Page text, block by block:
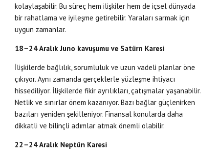
kolaylaşabilir. Bu süreç hem ilişkiler hem de içsel dünyada
bir rahatlama ve iyileşme getirebilir. Yaraları sarmak için
uygun zamanlar.
18–24 Aralık Juno kavuşumu ve Satürn Karesi
İlişkilerde bağlılık, sorumluluk ve uzun vadeli planlar öne
çıkıyor. Aynı zamanda gerçeklerle yüzleşme ihtiyacı
hissediliyor. İlişkilerde fikir ayrılıkları, çatışmalar yaşanabilir.
Netlik ve sınırlar önem kazanıyor. Bazı bağlar güçlenirken
bazıları yeniden şekilleniyor. Finansal konularda daha
dikkatli ve bilinçli adımlar atmak önemli olabilir.
22–24 Aralık Neptün Karesi